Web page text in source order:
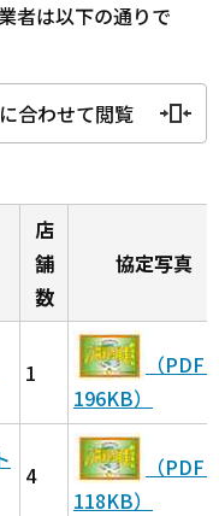
者は以下の通りで
合わせて閲覧
店
舗
数
協定写真
1
（PDF
196KB）
4
（PDF
118KB）